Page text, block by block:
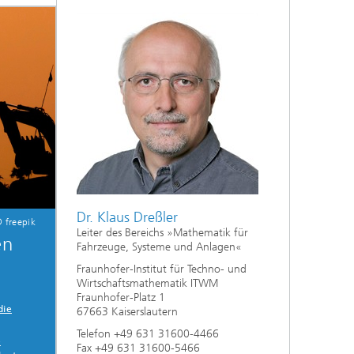
Energie und Versorgung
Optimierung in den Life Sciences
Operations Research:
Produktionsplanung und -steuerung
freepik Dr. Klaus Dreßler
Leiter des Bereichs »Mathematik für
Fahrzeuge, Systeme und Anlagen«
Fraunhofer-Institut für Techno- und
Wirtschaftsmathematik ITWM
Fraunhofer-Platz 1
67663 Kaiserslautern
Telefon +49 631 31600-4466
Fax +49 631 31600-5466